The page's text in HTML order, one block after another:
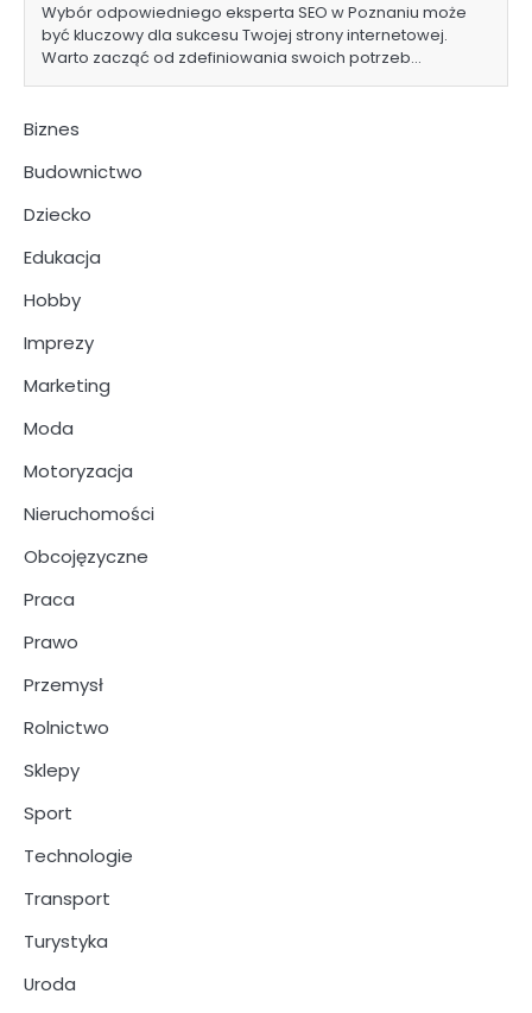
Wybór odpowiedniego eksperta SEO w Poznaniu może
być kluczowy dla sukcesu Twojej strony internetowej.
Warto zacząć od zdefiniowania swoich potrzeb…
Biznes
Budownictwo
Dziecko
Edukacja
Hobby
Imprezy
Marketing
Moda
Motoryzacja
Nieruchomości
Obcojęzyczne
Praca
Prawo
Przemysł
Rolnictwo
Sklepy
Sport
Technologie
Transport
Turystyka
Uroda